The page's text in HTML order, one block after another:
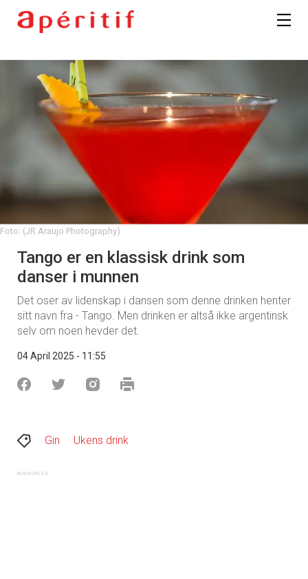
Foto: (JR Araujo Photography)
Tango er en klassisk drink som
danser i munnen
Det oser av lidenskap i dansen som denne drinken henter
sitt navn fra - Tango. Men drinken er altså ikke argentinsk
selv om noen hevder det.
04 April 2025 - 11:55
Gin Ukens drink